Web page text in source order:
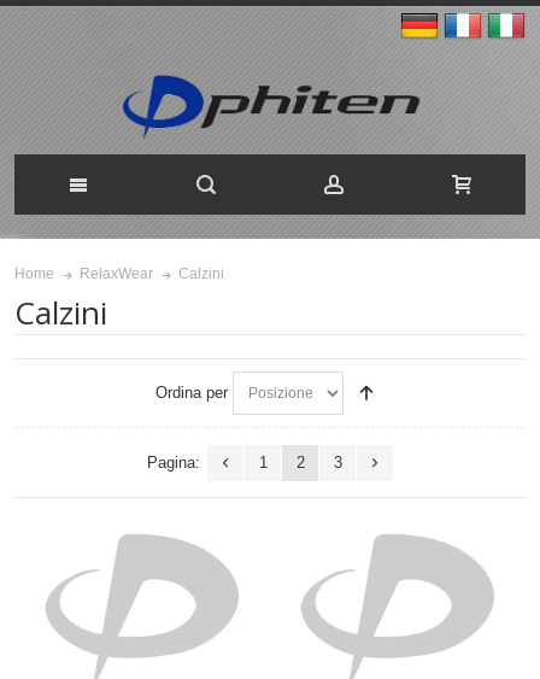
Home RelaxWear Calzini
Calzini
Ordina per
Pagina: 1 2 3